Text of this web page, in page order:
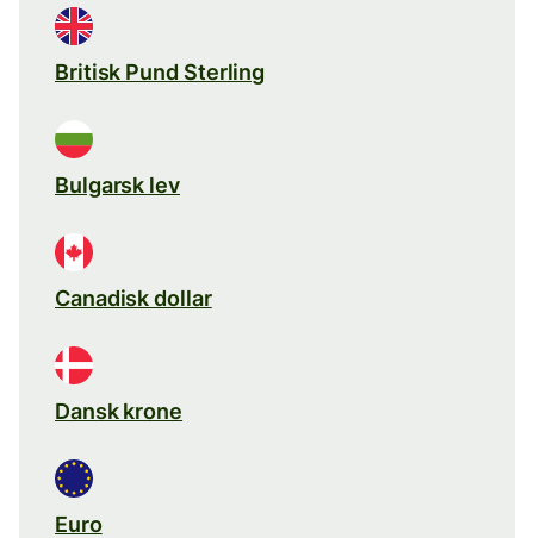
Britisk Pund Sterling
Bulgarsk lev
Canadisk dollar
Dansk krone
Euro